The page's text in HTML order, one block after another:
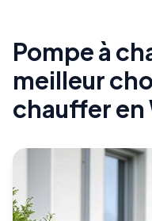
Pompe à
meilleur
chauffer en